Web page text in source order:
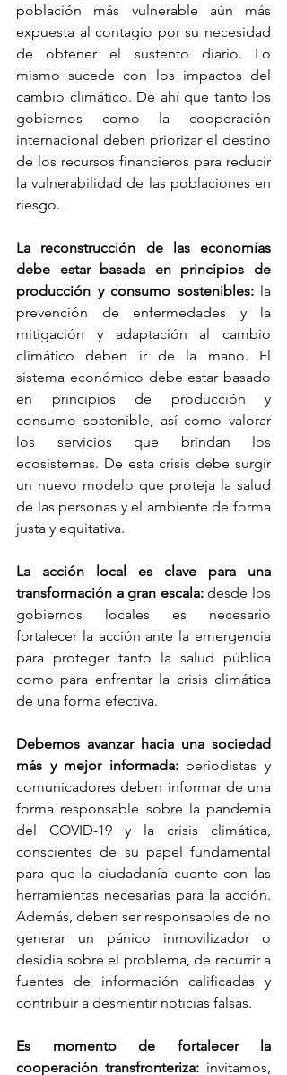
población más vulnerable aún más
expuesta al contagio por su necesidad
de obtener el sustento diario. Lo
mismo sucede con los impactos del
cambio climático. De ahí que tanto los
gobiernos como la cooperación
internacional deben priorizar el destino
de los recursos financieros para reducir
la vulnerabilidad de las poblaciones en
riesgo.
La reconstrucción de las economías
debe estar basada en principios de
producción y consumo sostenibles: la
prevención de enfermedades y la
mitigación y adaptación al cambio
climático deben ir de la mano. El
sistema económico debe estar basado
en principios de producción y
consumo sostenible, así como valorar
los servicios que brindan los
ecosistemas. De esta crisis debe surgir
un nuevo modelo que proteja la salud
de las personas y el ambiente de forma
justa y equitativa.
La acción local es clave para una
transformación a gran escala: desde los
gobiernos locales es necesario
fortalecer la acción ante la emergencia
para proteger tanto la salud pública
como para enfrentar la crisis climática
de una forma efectiva.
Debemos avanzar hacia una sociedad
más y mejor informada: periodistas y
comunicadores deben informar de una
forma responsable sobre la pandemia
del COVID-19 y la crisis climática,
conscientes de su papel fundamental
para que la ciudadanía cuente con las
herramientas necesarias para la acción.
Además, deben ser responsables de no
generar un pánico inmovilizador o
desidia sobre el problema, de recurrir a
fuentes de información calificadas y
contribuir a desmentir noticias falsas.
Es momento de fortalecer la
cooperación transfronteriza: invitamos,